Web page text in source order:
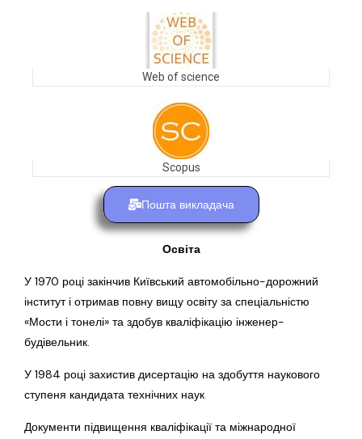
Web of science
Scopus
Пошта викладача
Освіта
У 1970 році закінчив Київський автомобільно-дорожний
інститут і отримав повну вищу освіту за спеціальністю
«Мости і тонелі» та здобув кваліфікацію інженер-
будівельник.
У 1984 році захистив дисертацію на здобуття наукового
ступеня кандидата технічних наук
Документи підвищення кваліфікації та міжнародної